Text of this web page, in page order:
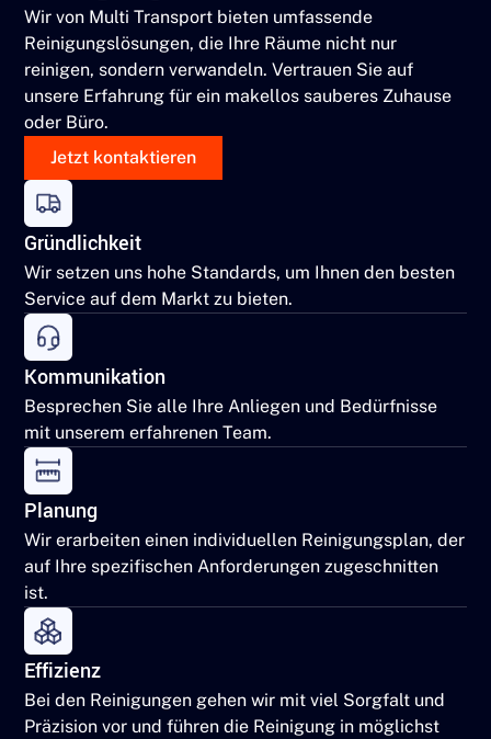
Wir von Multi Transport bieten umfassende
Reinigungslösungen, die Ihre Räume nicht nur
reinigen, sondern verwandeln. Vertrauen Sie auf
unsere Erfahrung für ein makellos sauberes Zuhause
oder Büro.
Jetzt kontaktieren
Gründlichkeit
Wir setzen uns hohe Standards, um Ihnen den besten
Service auf dem Markt zu bieten.
Kommunikation
Besprechen Sie alle Ihre Anliegen und Bedürfnisse
mit unserem erfahrenen Team.
Planung
Wir erarbeiten einen individuellen Reinigungsplan, der
auf Ihre spezifischen Anforderungen zugeschnitten
ist.
Effizienz
Bei den Reinigungen gehen wir mit viel Sorgfalt und
Präzision vor und führen die Reinigung in möglichst